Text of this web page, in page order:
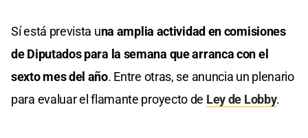
Sí está prevista una amplia actividad en comisiones
de Diputados para la semana que arranca con el
sexto mes del año. Entre otras, se anuncia un plenario
para evaluar el flamante proyecto de Ley de Lobby.